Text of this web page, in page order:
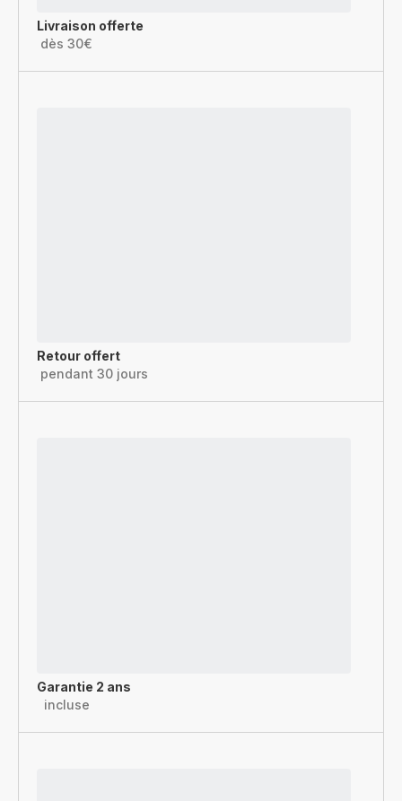
Livraison offerte
dès 30€
Retour offert
pendant 30 jours
Garantie 2 ans
incluse